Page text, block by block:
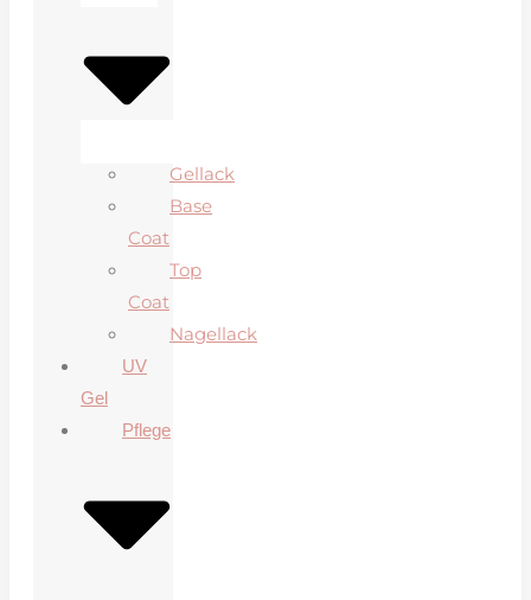
Gellack
Base
Coat
Top
Coat
Nagellack
UV
Gel
Pflege